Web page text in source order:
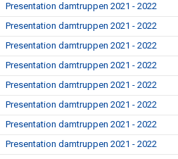
Presentation damtruppen 2021 - 2022
Presentation damtruppen 2021 - 2022
Presentation damtruppen 2021 - 2022
Presentation damtruppen 2021 - 2022
Presentation damtruppen 2021 - 2022
Presentation damtruppen 2021 - 2022
Presentation damtruppen 2021 - 2022
Presentation damtruppen 2021 - 2022